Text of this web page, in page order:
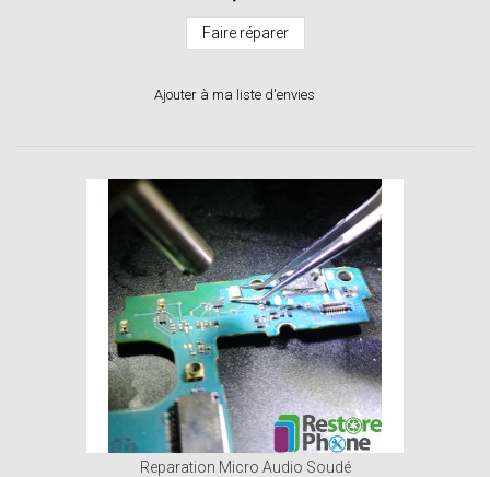
Faire réparer
Ajouter à ma liste d'envies
Reparation Micro Audio Soudé